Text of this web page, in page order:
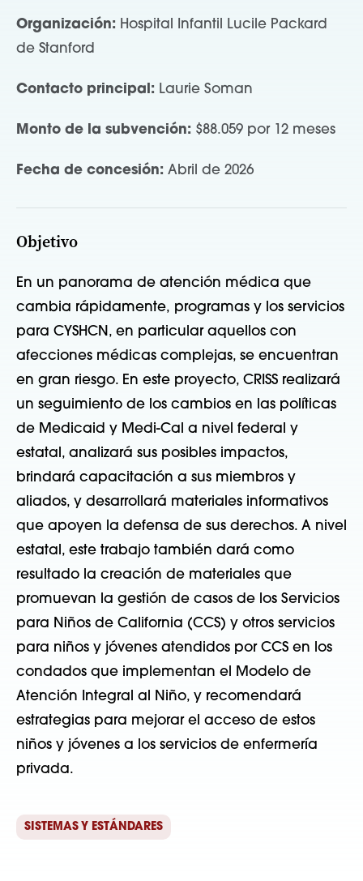
Organización: Hospital Infantil Lucile Packard
de Stanford
Contacto principal: Laurie Soman
Monto de la subvención: $88.059 por 12 meses
Fecha de concesión: Abril de 2026
Objetivo
En un panorama de atención médica que
cambia rápidamente, programas y los servicios
para CYSHCN, en particular aquellos con
afecciones médicas complejas, se encuentran
en gran riesgo. En este proyecto, CRISS realizará
un seguimiento de los cambios en las políticas
de Medicaid y Medi-Cal a nivel federal y
estatal, analizará sus posibles impactos,
brindará capacitación a sus miembros y
aliados, y desarrollará materiales informativos
que apoyen la defensa de sus derechos. A nivel
estatal, este trabajo también dará como
resultado la creación de materiales que
promuevan la gestión de casos de los Servicios
para Niños de California (CCS) y otros servicios
para niños y jóvenes atendidos por CCS en los
condados que implementan el Modelo de
Atención Integral al Niño, y recomendará
estrategias para mejorar el acceso de estos
niños y jóvenes a los servicios de enfermería
privada.
SISTEMAS Y ESTÁNDARES